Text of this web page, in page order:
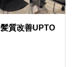
質改善UPTO